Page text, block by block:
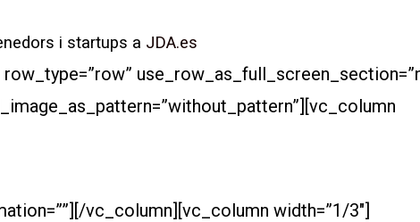
i startups a JDA.es
vc_column][vc_column width=”1/3″]